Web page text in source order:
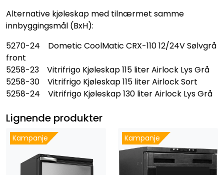
Alternative kjøleskap med tilnærmet samme
innbyggingsmål (BxH):
5270-24 Dometic CoolMatic CRX-110 12/24V Sølvgrå
front
5258-23 Vitrifrigo Kjøleskap 115 liter Airlock Lys Grå
5258-30 Vitrifrigo Kjøleskap 115 liter Airlock Sort
5258-24 Vitrifrigo Kjøleskap 130 liter Airlock Lys Grå
Lignende produkter
Kampanje Kampanje